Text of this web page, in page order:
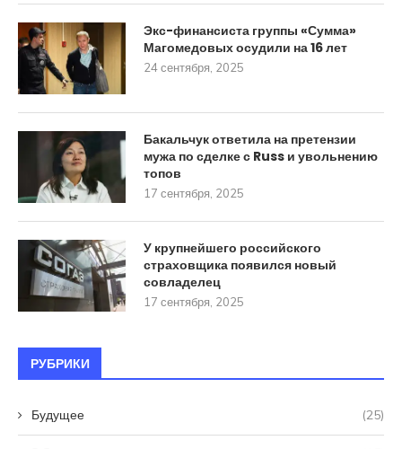
Экс-финансиста группы «Сумма»
Магомедовых осудили на 16 лет
24 сентября, 2025
Бакальчук ответила на претензии
мужа по сделке с Russ и увольнению
топов
17 сентября, 2025
У крупнейшего российского
страховщика появился новый
совладелец
17 сентября, 2025
РУБРИКИ
Будущее (25)